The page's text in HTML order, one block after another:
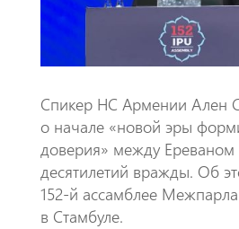
Спикер НС Армении Ален
о начале «новой эры
доверия» между Ереваном
десятилетий вражды. Об
152-й ассамблее
в Стамбуле.